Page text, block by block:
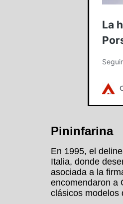
Pininfarina
En 1995, el
Italia, donde
asociada a la
encomendaron a
clásicos modelos